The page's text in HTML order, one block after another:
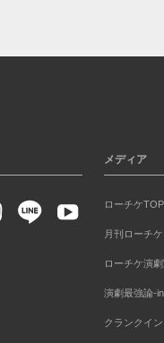
メディア
ローチケ
月刊ローチケ
ローチケ演劇
演劇最強論-
クランクイン